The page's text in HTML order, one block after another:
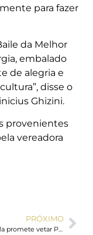
para fazer
da Melhor
embalado
de alegria e
disse o
Ghizini.
provenientes
vereadora
PRÓXIMO
Eleições: Lula promete vetar PL sobre envio em massa de mensagens